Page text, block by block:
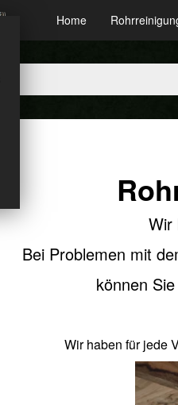
Home
Wir
Bei Problemen mit
können
Wir haben für jede